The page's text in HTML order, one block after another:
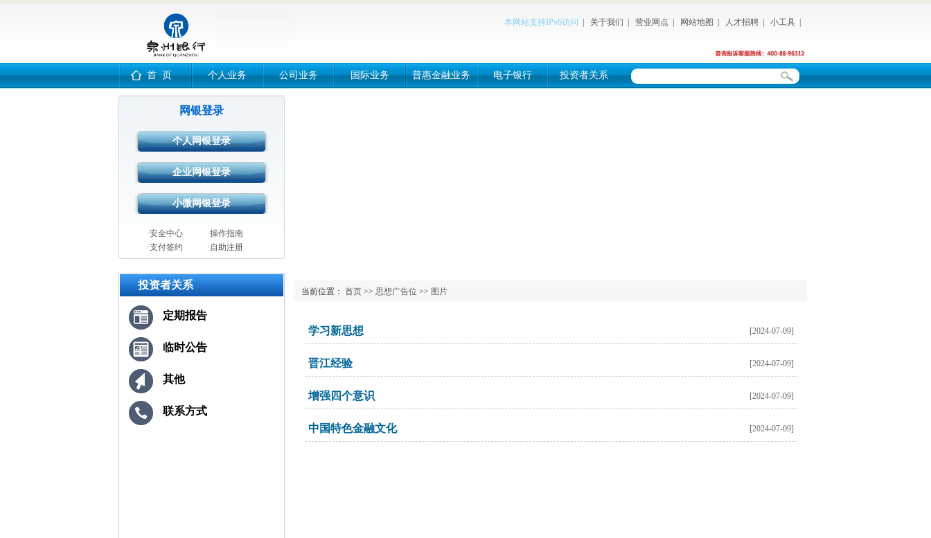
本网站支持IPv6访问 关于我们 营业网点 网站地图 人才招聘 小工具
个人业务 公司业务 国际业务 普惠金融业务 电子银行 投资者关系
首 页
网银登录
·安全中心
·操作指南
·支付签约
·自助注册
投资者关系
定期报告
临时公告
其他
联系方式
当前位置： 首页 >> 思想广告位 >> 图片
学习新思想 [2024-07-09]
晋江经验 [2024-07-09]
增强四个意识 [2024-07-09]
中国特色金融文化 [2024-07-09]